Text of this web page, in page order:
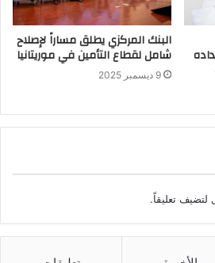
البنك المركزي يطلق مساراً لإصلاح
شامل لقطاع التأمين في موريتانيا
9 ديسمبر 2025
لتضيف تعليقاً.